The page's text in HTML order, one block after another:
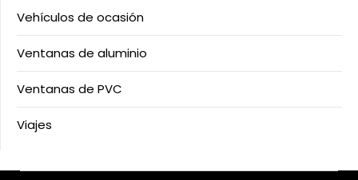
Vehículos de ocasión
Ventanas de aluminio
Ventanas de PVC
Viajes